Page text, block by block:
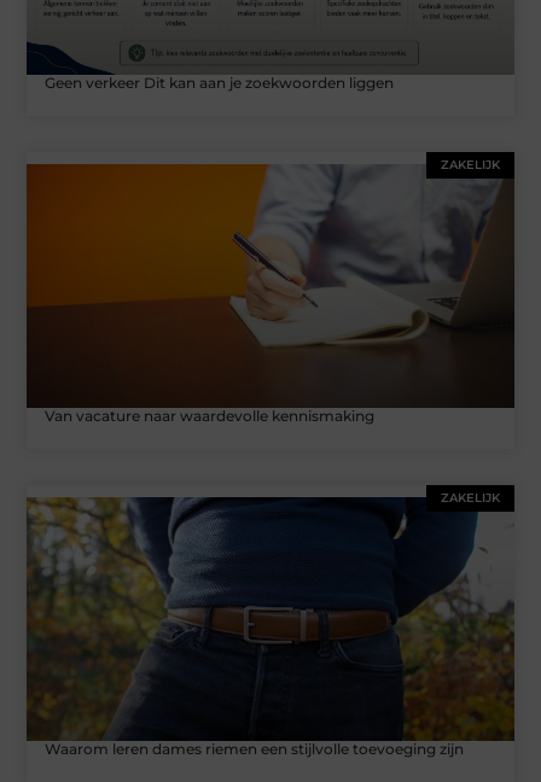
Geen verkeer Dit kan aan je zoekwoorden liggen
ZAKELIJK
Van vacature naar waardevolle kennismaking
ZAKELIJK
Waarom leren dames riemen een stijlvolle toevoeging zijn